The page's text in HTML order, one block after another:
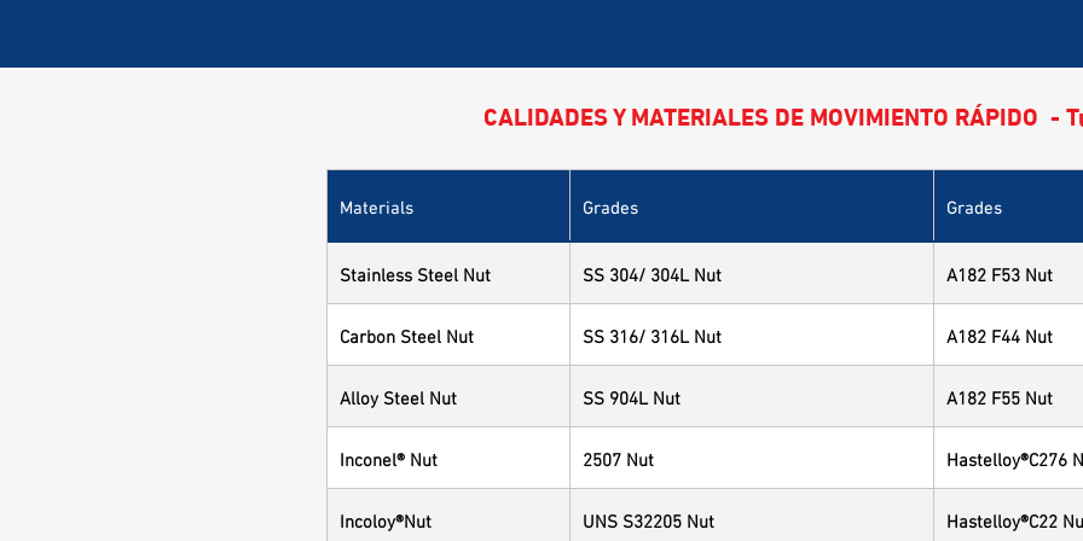
CALIDADES Y MATERIALES DE MOVIMIENTO RÁPIDO -
Materials Grades Grades
Stainless Steel Nut SS 304/ 304L Nut A182 F53 Nut
Carbon Steel Nut SS 316/ 316L Nut A182 F44 Nut
Alloy Steel Nut SS 904L Nut A182 F55 Nut
Inconel® Nut 2507 Nut Hastelloy®C276
Incoloy®Nut UNS S32205 Nut Hastelloy®C22